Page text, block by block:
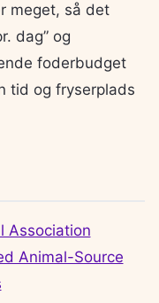
meget, så det
dag” og
foderbudget
tid og fryserplads
Association
Animal-Source